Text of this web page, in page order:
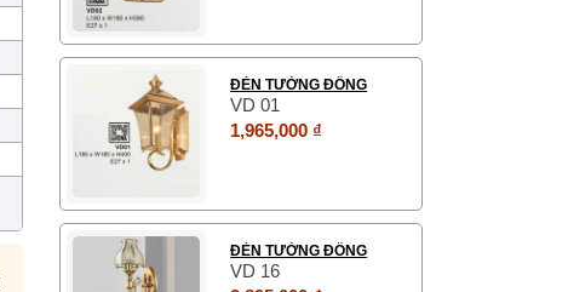
ĐÈN TƯỜNG ĐỒNG
VD 01
1,965,000 ₫
ĐÈN TƯỜNG ĐỒNG
VD 16